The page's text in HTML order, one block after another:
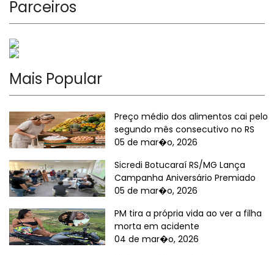
Parceiros
Mais Popular
Preço médio dos alimentos cai pelo
segundo mês consecutivo no RS
05 de mar�o, 2026
Sicredi Botucaraí RS/MG Lança
Campanha Aniversário Premiado
05 de mar�o, 2026
PM tira a própria vida ao ver a filha
morta em acidente
04 de mar�o, 2026